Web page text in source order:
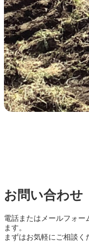
お問い合わせ
電話またはメールフォー
ます。
まずはお気軽にご相談く